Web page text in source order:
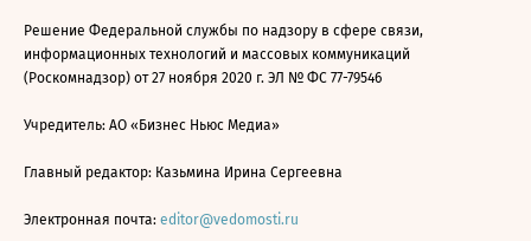
Решение Федеральной службы по надзору в сфере связи,
информационных технологий и массовых коммуникаций
(Роскомнадзор) от 27 ноября 2020 г. ЭЛ № ФС 77-79546
Учредитель: АО «Бизнес Ньюс Медиа»
Главный редактор: Казьмина Ирина Сергеевна
Электронная почта: editor@vedomosti.ru